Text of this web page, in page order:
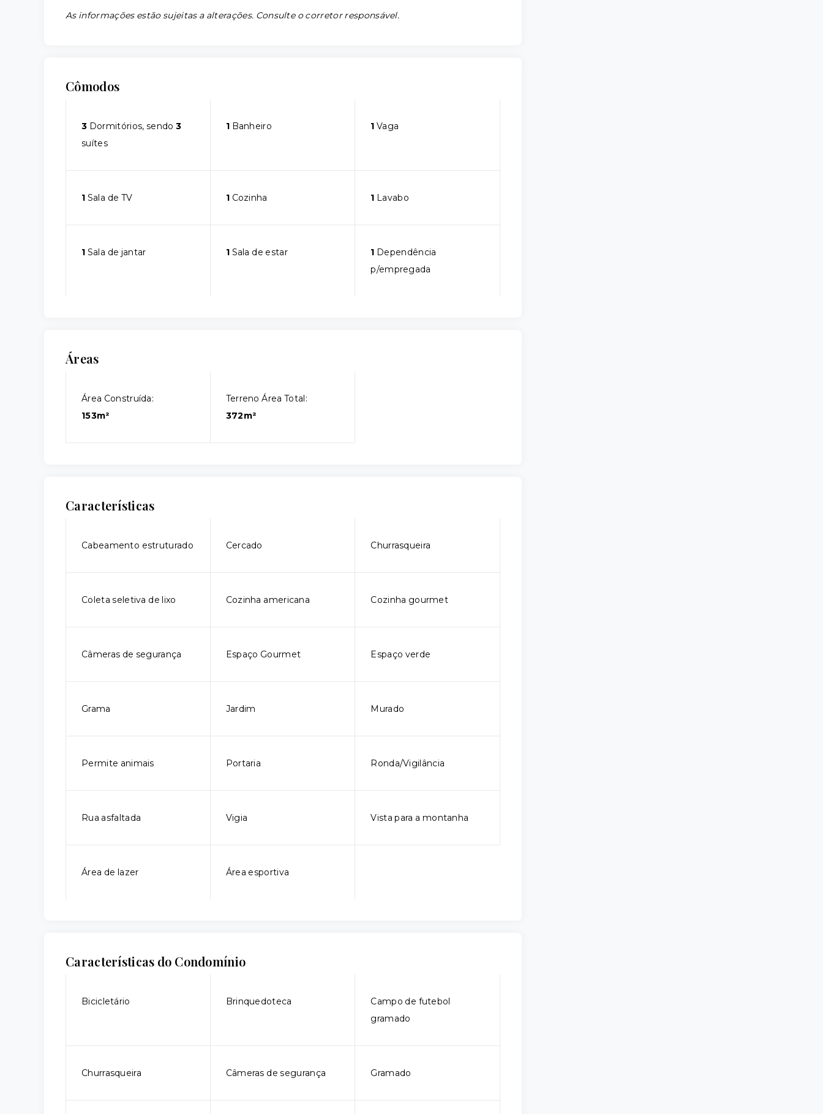
As informações estão sujeitas a alterações. Consulte o corretor responsável.
Cômodos
3 Dormitórios, sendo3
suítes
1Banheiro 1 Vaga
1 Sala de TV 1Cozinha 1 Lavabo
1 Sala de jantar 1Sala de estar 1 Dependência
p/empregada
Áreas
Área Construída:
153m²
Terreno Área Total:
372m²
Características
Cabeamento estruturado Cercado Churrasqueira
Coleta seletiva de lixo Cozinha americana Cozinha gourmet
Câmeras de segurança Espaço Gourmet Espaço verde
Grama Jardim Murado
Permite animais Portaria Ronda/Vigilância
Rua asfaltada Vigia Vista para a montanha
Área de lazer Área esportiva
Características do Condomínio
Bicicletário Brinquedoteca
Campo de futebol
gramado
Churrasqueira Câmeras de segurança Gramado